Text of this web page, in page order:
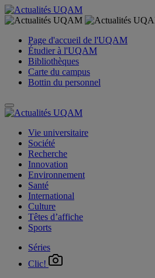
Page d'accueil de l'UQAM
Étudier à l'UQAM
Bibliothèques
Carte du campus
Bottin du personnel
Vie universitaire
Société
Recherche
Innovation
Environnement
Santé
International
Culture
Têtes d’affiche
Sports
Séries
Clic!